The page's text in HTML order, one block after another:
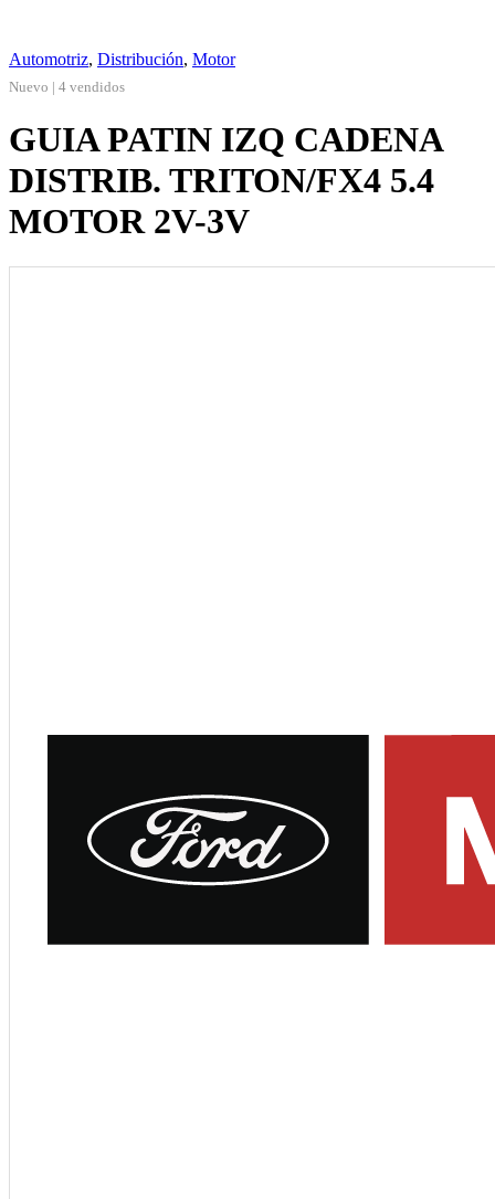
Automotriz, Distribución, Motor
Nuevo | 4 vendidos
GUIA PATIN IZQ CADENA
DISTRIB. TRITON/FX4 5.4
MOTOR 2V-3V